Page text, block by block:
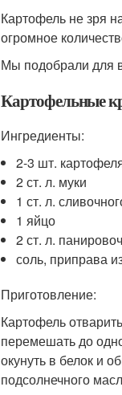
Картофель не зря
огромное
Мы подобрали для
Картофельные
Ингредиенты:
2-3 шт.
2 ст. л. муки
1 ст. л.
1 яйцо
2 ст. л.
соль, приправа
Приготовление:
Картофель
перемешать до
окунуть в белок и
подсолнечного